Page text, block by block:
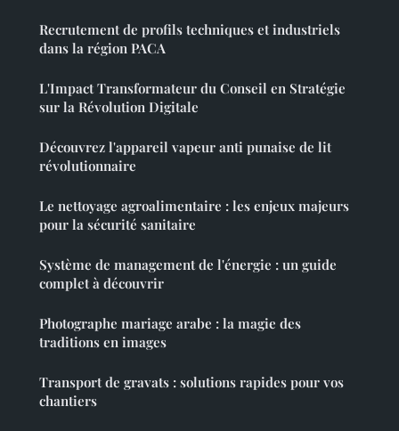
Recrutement de profils techniques et industriels
dans la région PACA
L'Impact Transformateur du Conseil en Stratégie
sur la Révolution Digitale
Découvrez l'appareil vapeur anti punaise de lit
révolutionnaire
Le nettoyage agroalimentaire : les enjeux majeurs
pour la sécurité sanitaire
Système de management de l'énergie : un guide
complet à découvrir
Photographe mariage arabe : la magie des
traditions en images
Transport de gravats : solutions rapides pour vos
chantiers